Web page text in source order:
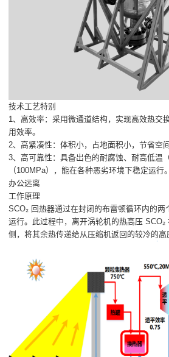
技术工艺特别
1、高效率：采用微通道结构，实现高效热交
用效率。
2、高紧凑性：体积小，占地面积小，节省空间
3、高可靠性：具备出色的耐腐蚀、耐高低温
（100MPa），能在各种恶劣环境下稳定运行。
办公远离
工作原理
SCO₂ 回热器通过在封闭的布雷顿循环内的两
运行。此过程中，离开涡轮机的热高压
侧，将其余热传递给从压缩机返回的较冷的高